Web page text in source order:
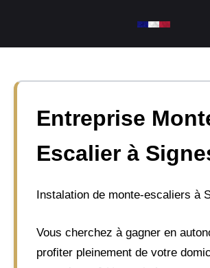
contenu
Entreprise
Escalier à
Instalation de monte-escaliers à
Vous cherchez à gagner en
profiter pleinement de votre